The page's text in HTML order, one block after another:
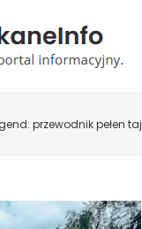
przewodnik pełen